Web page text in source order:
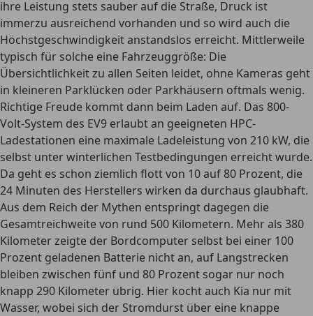
ihre Leistung stets sauber auf die Straße, Druck ist
immerzu ausreichend vorhanden und so wird auch die
Höchstgeschwindigkeit anstandslos erreicht. Mittlerweile
typisch für solche eine Fahrzeuggröße: Die
Übersichtlichkeit zu allen Seiten leidet, ohne Kameras geht
in kleineren Parklücken oder Parkhäusern oftmals wenig.
Richtige Freude kommt dann beim Laden auf. Das 800-
Volt-System des EV9 erlaubt an geeigneten HPC-
Ladestationen eine maximale Ladeleistung von 210 kW, die
selbst unter winterlichen Testbedingungen erreicht wurde.
Da geht es schon ziemlich flott von 10 auf 80 Prozent, die
24 Minuten des Herstellers wirken da durchaus glaubhaft.
Aus dem Reich der Mythen entspringt dagegen die
Gesamtreichweite von rund 500 Kilometern. Mehr als 380
Kilometer zeigte der Bordcomputer selbst bei einer 100
Prozent geladenen Batterie nicht an, auf Langstrecken
bleiben zwischen fünf und 80 Prozent sogar nur noch
knapp 290 Kilometer übrig. Hier kocht auch Kia nur mit
Wasser, wobei sich der Stromdurst über eine knappe